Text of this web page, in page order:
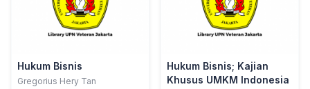
Hukum Bisnis
Gregorius Hery Tan
Hukum Bisnis; Kajian
Khusus UMKM Indonesia